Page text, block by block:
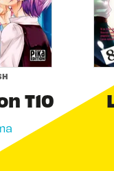
T10